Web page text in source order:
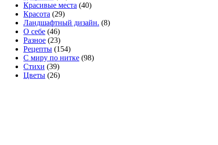
Красивые места (40)
Красота (29)
Ландшафтный дизайн. (8)
О себе (46)
Разное (23)
Рецепты (154)
С миру по нитке (98)
Стихи (39)
Цветы (26)